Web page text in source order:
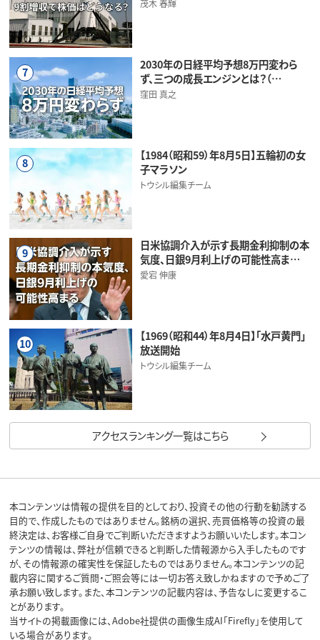
茂木 春輝
7
2030年の日経平均予想8万円変わら
ず、三つの成長エンジンとは？（…
窪田 真之
8
【1984（昭和59）年8月5日】五輪初の女
子マラソン
トウシル編集チーム
9
日米協調介入が示す長期金利抑制の本
気度、日銀9月利上げの可能性高ま…
愛宕 伸康
10
【1969（昭和44）年8月4日】「水戸黄門」
放送開始
トウシル編集チーム
アクセスランキング一覧はこちら
本コンテンツは情報の提供を目的としており、投資その他の行動を勧誘する
目的で、作成したものではありません。銘柄の選択、売買価格等の投資の最
終決定は、お客様ご自身でご判断いただきますようお願いいたします。本コン
テンツの情報は、弊社が信頼できると判断した情報源から入手したものです
が、その情報源の確実性を保証したものではありません。本コンテンツの記
載内容に関するご質問・ご照会等には一切お答え致しかねますので予めご了
承お願い致します。また、本コンテンツの記載内容は、予告なしに変更するこ
とがあります。
当サイトの掲載画像には、Adobe社提供の画像生成AI「Firefly」を使用して
いる場合があります。